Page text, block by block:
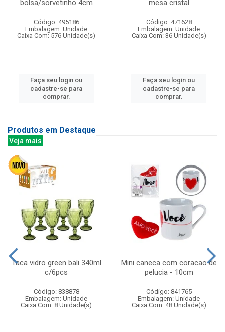
bolsa/sorvetinho 4cm
Código: 495186
Embalagem: Unidade
Caixa Com: 576 Unidade(s)
Faça seu login ou
cadastre-se para
comprar.
mesa cristal
Código: 471628
Embalagem: Unidade
Caixa Com: 36 Unidade(s)
Faça seu login ou
cadastre-se para
comprar.
Produtos em Destaque
Veja mais
Taca vidro green bali 340ml
c/6pcs
Código: 838878
Embalagem: Unidade
Caixa Com: 8 Unidade(s)
Mini caneca com coracao de
pelucia - 10cm
Código: 841765
Embalagem: Unidade
Caixa Com: 48 Unidade(s)